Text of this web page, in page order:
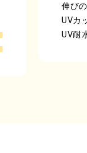
伸び
UVカ
UV耐